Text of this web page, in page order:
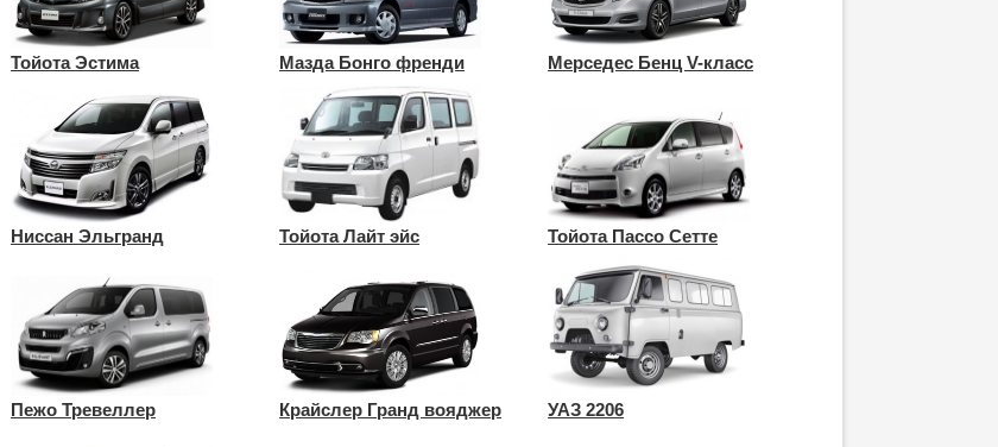
Тойота Эстима Мазда Бонго френди Мерседес Бенц V-класс
Ниссан Эльгранд Тойота Лайт эйс Тойота Пассо Сетте
Пежо Тревеллер Крайслер Гранд вояджер УАЗ 2206